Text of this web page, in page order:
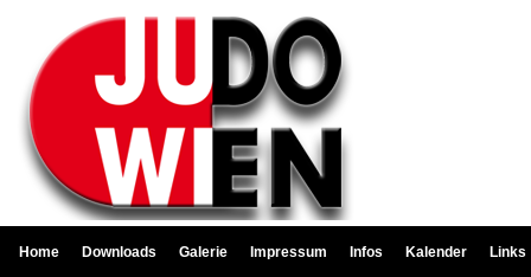
Home Downloads Galerie Impressum Infos Kalender Links